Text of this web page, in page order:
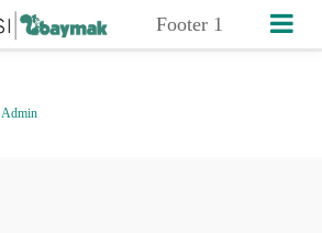
Footer 1
Admin